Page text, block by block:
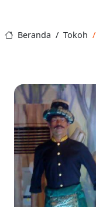
Beranda Tokoh